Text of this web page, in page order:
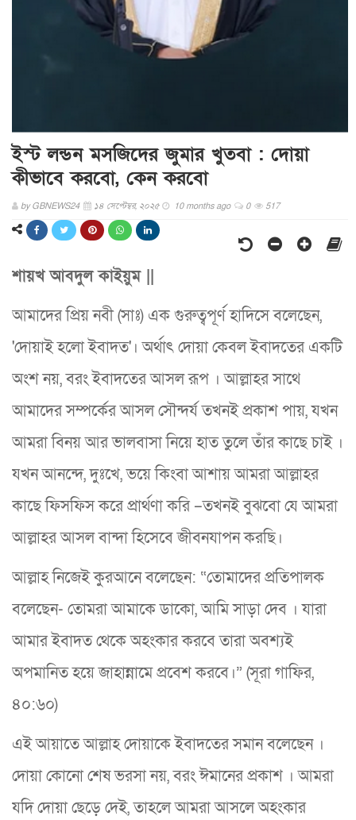
ইস্ট লন্ডন মসজিদের জুমার খুতবা : দোয়া
কীভাবে করবো, কেন করবো
byGBNEWS24 ১৪ সেপ্টেম্বর, ২০২৫ 10 months ago 0 517
শায়খ আবদুল কাইয়ুম ||
আমাদের প্রিয় নবী (সাঃ) এক গুরুত্বপূর্ণ হাদিসে বলেছেন,
'দোয়াই হলো ইবাদত'। অর্থাৎ দোয়া কেবল ইবাদতের একটি
অংশ নয়, বরং ইবাদতের আসল রূপ । আল্লাহর সাথে
আমাদের সম্পর্কের আসল সৌন্দর্য তখনই প্রকাশ পায়, যখন
আমরা বিনয় আর ভালবাসা নিয়ে হাত তুলে তাঁর কাছে চাই ।
যখন আনন্দে, দুঃখে, ভয়ে কিংবা আশায় আমরা আল্লাহর
কাছে ফিসফিস করে প্রার্থণা করি –তখনই বুঝবো যে আমরা
আল্লাহর আসল বান্দা হিসেবে জীবনযাপন করছি।
আল্লাহ নিজেই কুরআনে বলেছেন: “তোমাদের প্রতিপালক
বলেছেন- তোমরা আমাকে ডাকো, আমি সাড়া দেব । যারা
আমার ইবাদত থেকে অহংকার করবে তারা অবশ্যই
অপমানিত হয়ে জাহান্নামে প্রবেশ করবে।” (সূরা গাফির,
৪০:৬০)
এই আয়াতে আল্লাহ দোয়াকে ইবাদতের সমান বলেছেন ।
দোয়া কোনো শেষ ভরসা নয়, বরং ঈমানের প্রকাশ । আমরা
যদি দোয়া ছেড়ে দেই, তাহলে আমরা আসলে অহংকার